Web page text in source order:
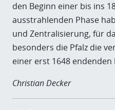
den Beginn einer bis ins
ausstrahlenden Phase
und Zentralisierung, für
besonders die Pfalz die
einer erst 1648 endenden
Christian Decker